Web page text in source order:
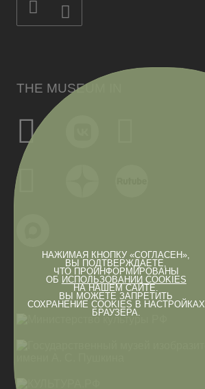
НАЖИМАЯ КНОПКУ «СОГЛАСЕН»,
ВЫ ПОДТВЕРЖДАЕТЕ,
ЧТО ПРОИНФОРМИРОВАНЫ
ОБ ИСПОЛЬЗОВАНИИ COOKIES
НА НАШЕМ САЙТЕ.
ВЫ МОЖЕТЕ ЗАПРЕТИТЬ
СОХРАНЕНИЕ COOKIES В НАСТРОЙКАХ
БРАУЗЕРА.
THE MUSEUM IN